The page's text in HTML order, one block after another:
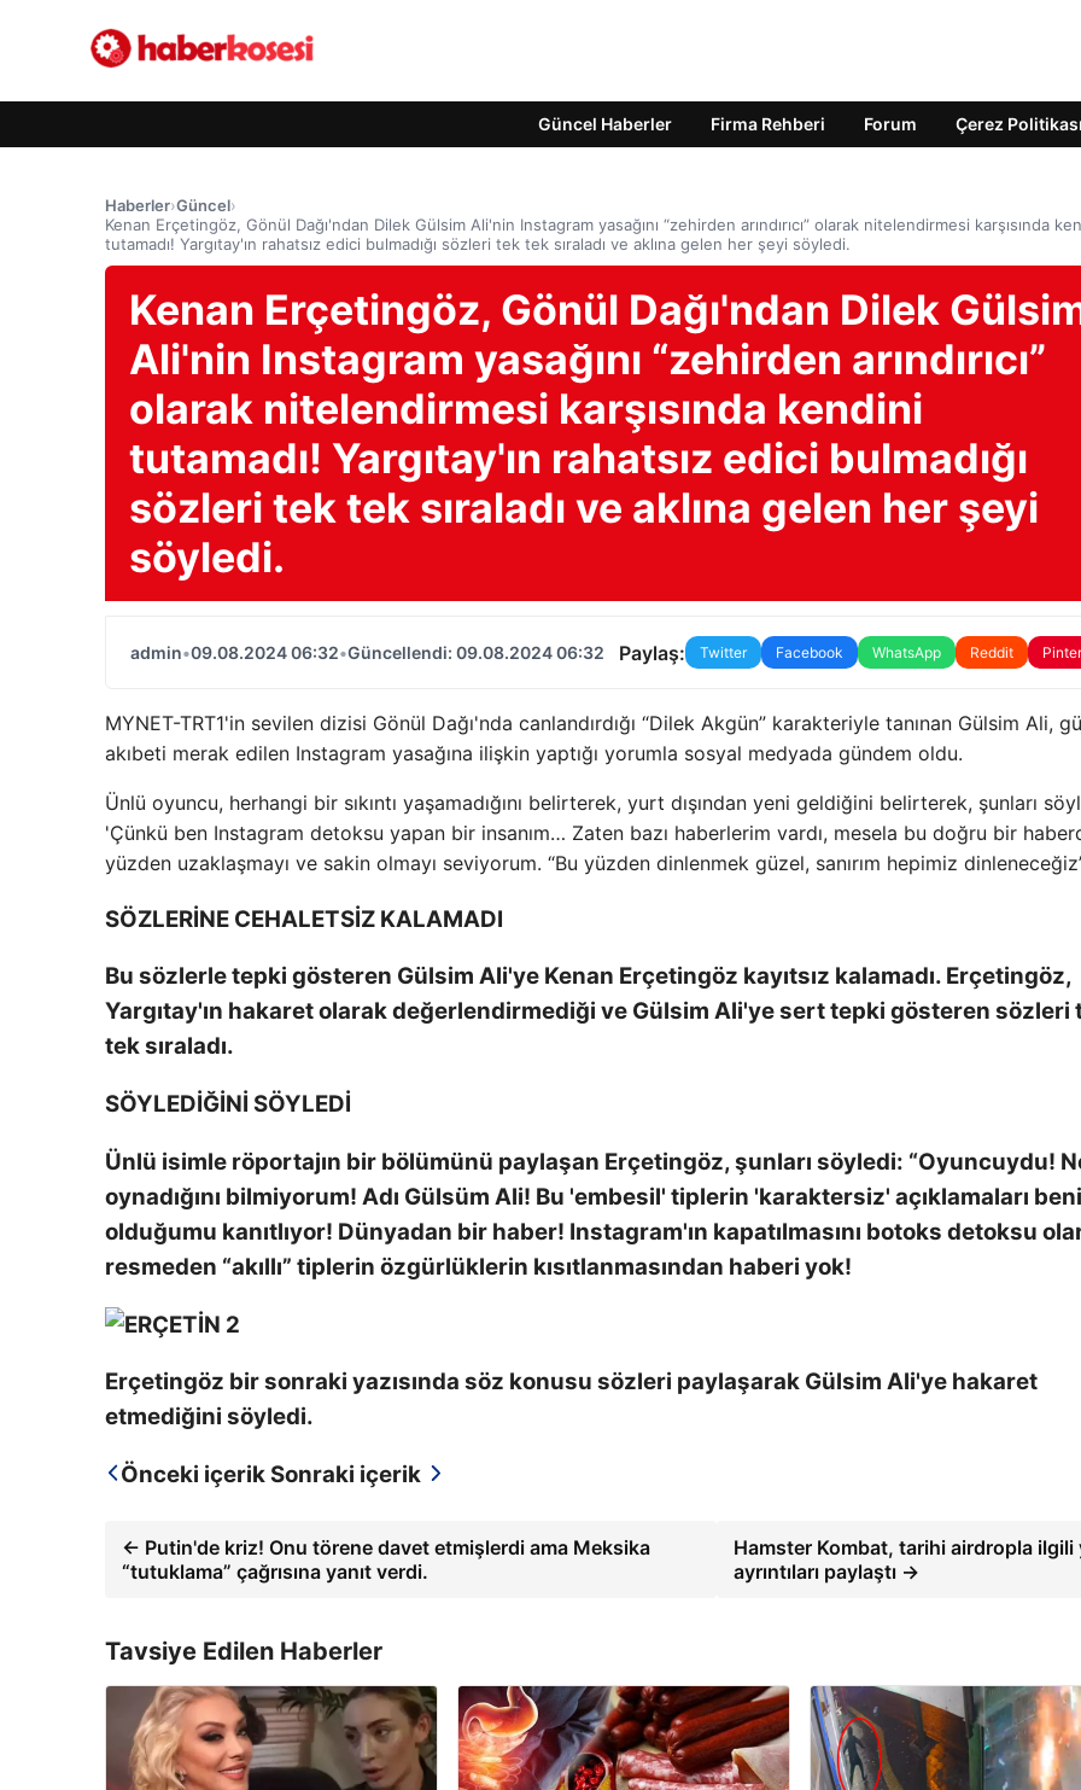
Güncel Haberler Firma Rehberi Forum Çerez Politikası
Haberler›Güncel›
Kenan Erçetingöz, Gönül Dağı'ndan Dilek Gülsim Ali'nin Instagram yasağını “zehirden arındırıcı” olarak nitelendirmesi karşısında
tutamadı! Yargıtay'ın rahatsız edici bulmadığı sözleri tek tek sıraladı ve aklına gelen her şeyi söyledi.
Kenan Erçetingöz, Gönül Dağı'ndan Dilek
Ali'nin Instagram yasağını “zehirden arındırıcı”
olarak nitelendirmesi karşısında kendini
tutamadı! Yargıtay'ın rahatsız edici bulmadığı
sözleri tek tek sıraladı ve aklına gelen her şeyi
söyledi.
admin•09.08.2024 06:32•Güncellendi: 09.08.2024 06:32 Paylaş: Twitter Facebook WhatsApp Reddit
MYNET-TRT1'in sevilen dizisi Gönül Dağı'nda canlandırdığı “Dilek Akgün” karakteriyle tanınan Gülsim Ali,
akıbeti merak edilen Instagram yasağına ilişkin yaptığı yorumla sosyal medyada gündem oldu.
Ünlü oyuncu, herhangi bir sıkıntı yaşamadığını belirterek, yurt dışından yeni geldiğini belirterek, şunları
'Çünkü ben Instagram detoksu yapan bir insanım… Zaten bazı haberlerim vardı, mesela bu doğru bir
yüzden uzaklaşmayı ve sakin olmayı seviyorum. “Bu yüzden dinlenmek güzel, sanırım hepimiz
SÖZLERİNE CEHALETSİZ KALAMADI
Bu sözlerle tepki gösteren Gülsim Ali'ye Kenan Erçetingöz kayıtsız kalamadı. Erçetingöz,
Yargıtay'ın hakaret olarak değerlendirmediği ve Gülsim Ali'ye sert tepki gösteren sözleri
tek sıraladı.
SÖYLEDİĞİNİ SÖYLEDİ
Ünlü isimle röportajın bir bölümünü paylaşan Erçetingöz, şunları söyledi: “Oyuncuydu!
oynadığını bilmiyorum! Adı Gülsüm Ali! Bu 'embesil' tiplerin 'karaktersiz' açıklamaları
olduğumu kanıtlıyor! Dünyadan bir haber! Instagram'ın kapatılmasını botoks detoksu
resmeden “akıllı” tiplerin özgürlüklerin kısıtlanmasından haberi yok!
Erçetingöz bir sonraki yazısında söz konusu sözleri paylaşarak Gülsim Ali'ye hakaret
etmediğini söyledi.
Önceki içerik Sonraki içerik
← Putin'de kriz! Onu törene davet etmişlerdi ama Meksika
“tutuklama” çağrısına yanıt verdi.
Hamster Kombat, tarihi airdropla ilgili
ayrıntıları paylaştı →
Tavsiye Edilen Haberler